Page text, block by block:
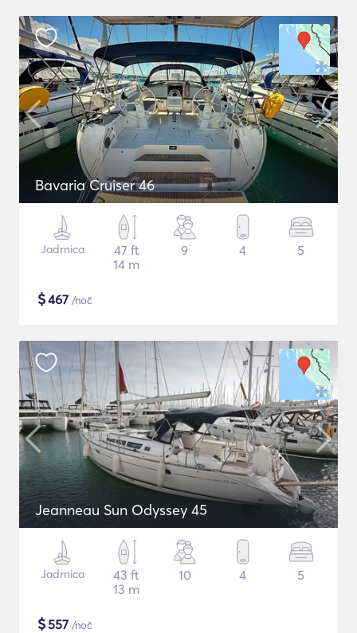
Bavaria Cruiser 46
Jadrnica
47 ft
14 m
9 4 5
$467 /noč
Jeanneau Sun Odyssey 45
Jadrnica
43 ft
13 m
10 4 5
$557 /noč